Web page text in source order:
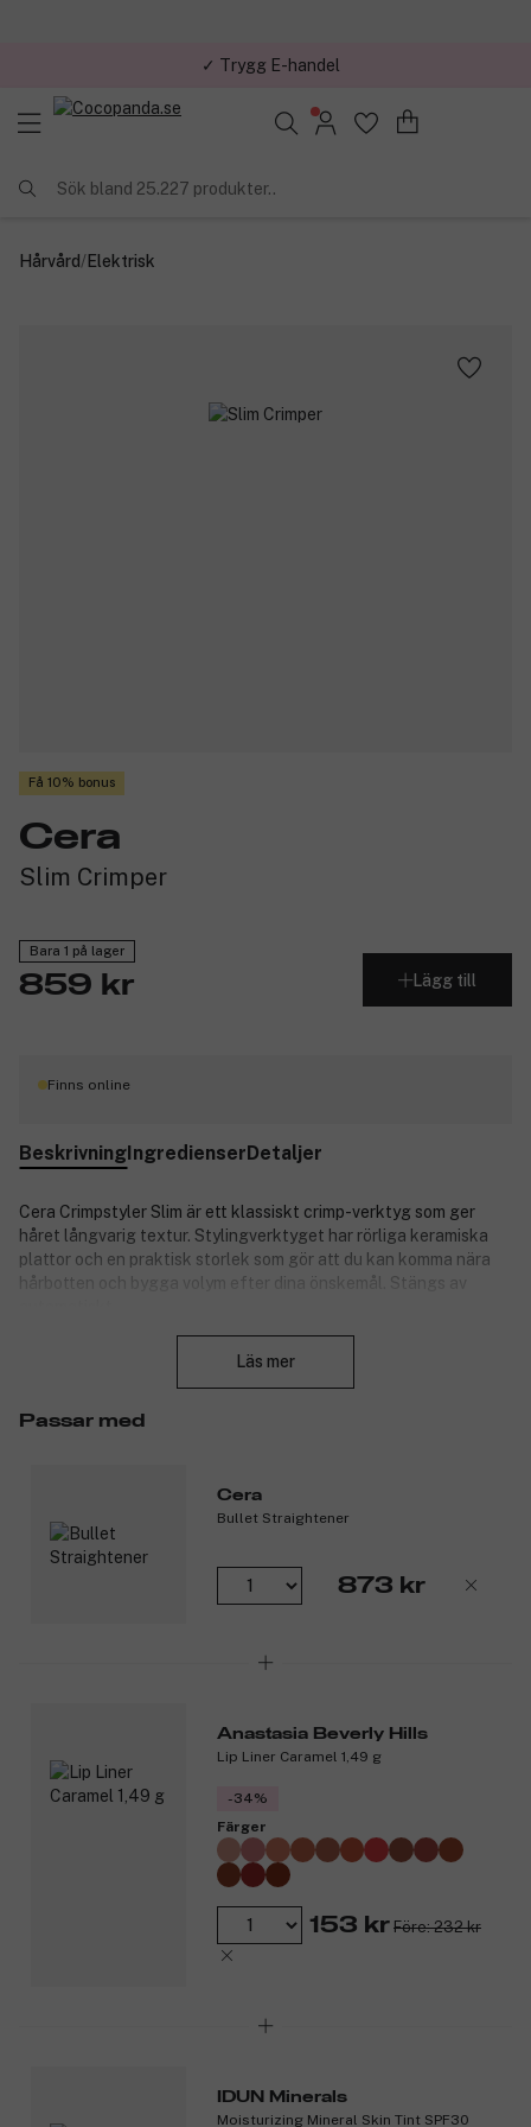
✓ Trygg E-handel
Sök bland 25.227 produkter..
Hårvård/Elektrisk
Få 10% bonus
Cera
Slim Crimper
Bara 1 på lager
859 kr Lägg till
Finns online
BeskrivningIngredienserDetaljer
Cera Crimpstyler Slim är ett klassiskt crimp-verktyg som ger
håret långvarig textur. Stylingverktyget har rörliga keramiska
plattor och en praktisk storlek som gör att du kan komma nära
hårbotten och bygga volym efter dina önskemål. Stängs av
Temperatur: 130–230 °C
Två meter lång kabel
Läs mer
Passar med
Cera
Bullet Straightener
873 kr
Anastasia Beverly Hills
Lip Liner Caramel 1,49 g
-34%
Färger
153 kr Före: 232 kr
IDUN Minerals
Moisturizing Mineral Skin Tint SPF30